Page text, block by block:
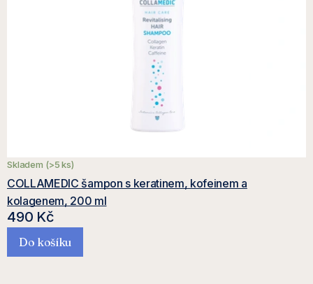
r
o
d
u
o
d
u
k
COLLAMEDIC šampon s keratinem, kofeinem a
kolagenem, 200 ml
Skladem (>5 ks)
490 Kč
Do košíku